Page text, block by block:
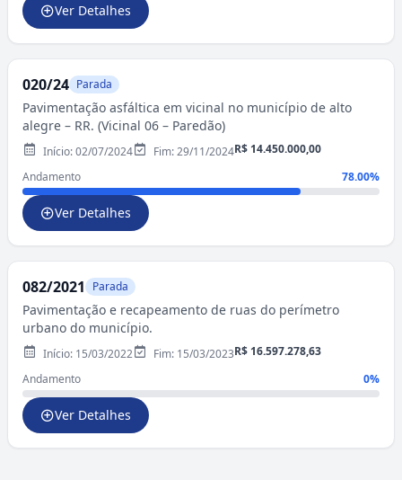
Ver Detalhes
020/24 Parada
Pavimentação asfáltica em vicinal no município de alto
alegre – RR. (Vicinal 06 – Paredão)
Início: 02/07/2024 Fim: 29/11/2024R$ 14.450.000,00
Andamento
78.00%
Ver Detalhes
082/2021 Parada
Pavimentação e recapeamento de ruas do perímetro
urbano do município.
Início: 15/03/2022 Fim: 15/03/2023R$ 16.597.278,63
Andamento
0%
Ver Detalhes